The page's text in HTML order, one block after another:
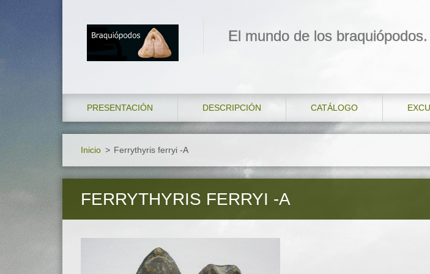
El mundo de los braquiópodos.
PRESENTACIÓN DESCRIPCIÓN CATÁLOGO
Inicio > Ferrythyris ferryi -A
FERRYTHYRIS FERRYI -A